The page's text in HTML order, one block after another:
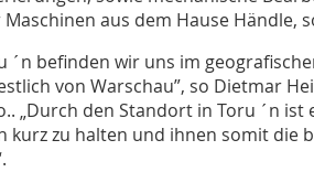
aus dem Hause Händle,
´n befinden wir uns im
von Warschau”, so Dietmar
„Durch den Standort in Toru ´n
kurz zu halten und ihnen somit die